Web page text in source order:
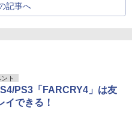
記事へ
ト
PS3「FARCRY4」は友
イできる！